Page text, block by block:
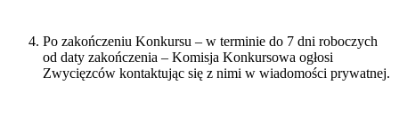
Po zakończeniu Konkursu – w terminie do 7 dni roboczych
od daty zakończenia – Komisja Konkursowa ogłosi
Zwycięzców kontaktując się z nimi w wiadomości prywatnej.